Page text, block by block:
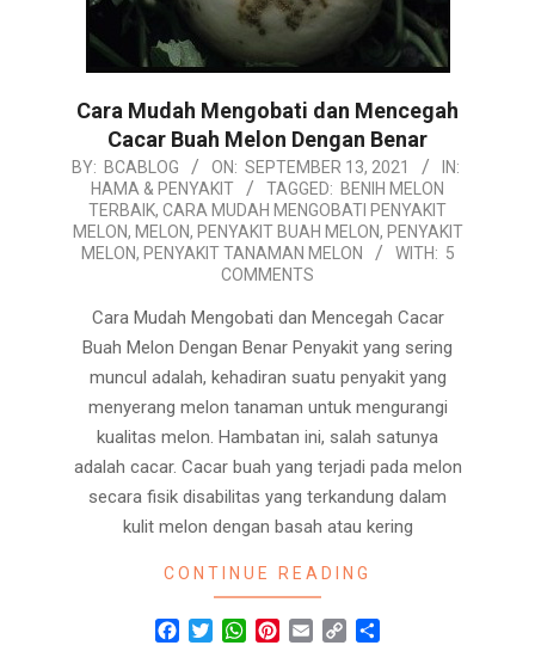
Cara Mudah Mengobati dan Mencegah
Cacar Buah Melon Dengan Benar
2021-
09-
13
BY: BCABLOG ON: SEPTEMBER 13, 2021
IN:
HAMA & PENYAKIT
TAGGED: BENIH MELON
TERBAIK, CARA MUDAH MENGOBATI PENYAKIT
MELON, MELON, PENYAKIT BUAH MELON, PENYAKIT
MELON, PENYAKIT TANAMAN MELON WITH: 5
COMMENTS
Cara Mudah Mengobati dan Mencegah Cacar
Buah Melon Dengan Benar Penyakit yang sering
muncul adalah, kehadiran suatu penyakit yang
menyerang melon tanaman untuk mengurangi
kualitas melon. Hambatan ini, salah satunya
adalah cacar. Cacar buah yang terjadi pada melon
secara fisik disabilitas yang terkandung dalam
kulit melon dengan basah atau kering
CONTINUE READING
Facebook
TwitterWhatsApp
Pinterest
Email Copy